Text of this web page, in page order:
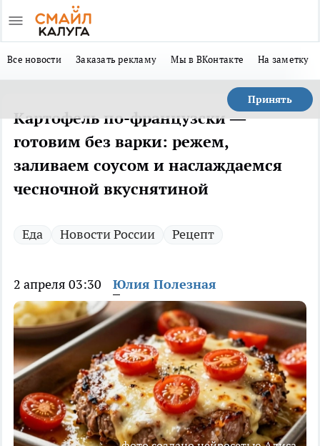
Все новости Заказать рекламу Мы в ВКонтакте На заметку
Принять
Картофель по-французски —
готовим без варки: режем,
заливаем соусом и наслаждаемся
чесночной вкуснятиной
Еда Новости России Рецепт
2 апреля 03:30 Юлия Полезная